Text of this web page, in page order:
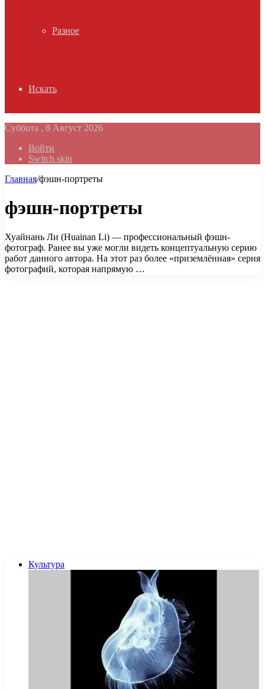
Разное
Искать
Суббота , 8 Август 2026
Войти
Switch skin
Главная/фэшн-портреты
фэшн-портреты
Хуайнань Ли (Huainan Li) — профессиональный фэшн-
фотограф. Ранее вы уже могли видеть концептуальную серию
работ данного автора. На этот раз более «приземлённая» серия
фотографий, которая напрямую …
Культура